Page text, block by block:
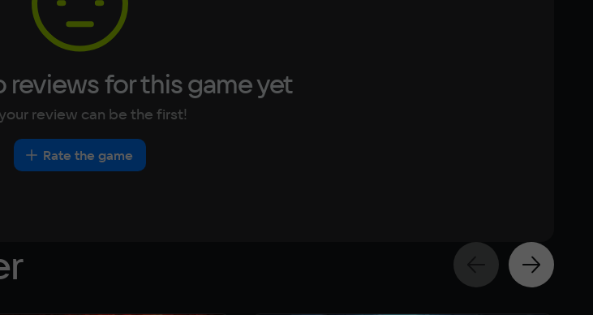
reviews for this game yet
review can be the first!
Rate the game